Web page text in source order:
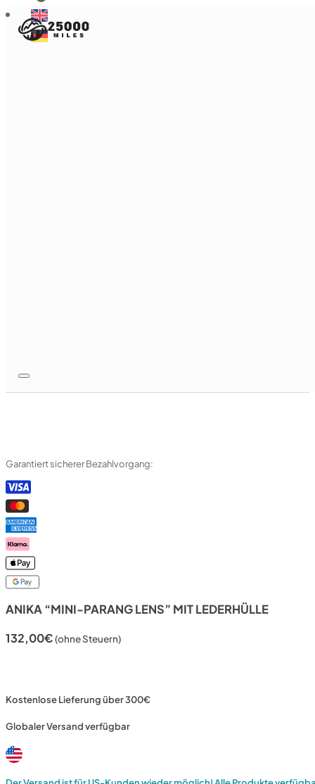
ANIKA “MINI-PARANG LENS” MIT LEDERHÜLLE
132,00€(ohne Steuern)
Kostenlose Lieferung über 300€
Globaler Versand verfügbar
Garantiert sicherer Bezahlvorgang: